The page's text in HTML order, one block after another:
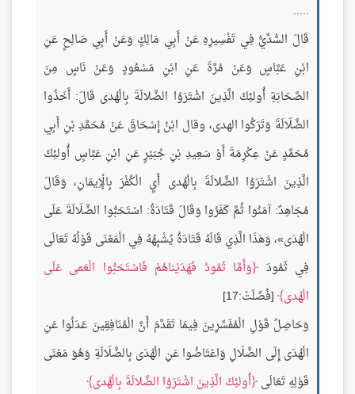
.....
قَالَ السُّدِّيُّ فِي تَفْسِيرِهِ عَنْ أَبِي مَالِكٍ وَعَنْ أَبِي صَالِحٍ عَنِ
ابْنِ عَبَّاسٍ وَعَنْ مُرَّةَ عَنِ ابْنِ مَسْعُودٍ وَعَنْ نَاسٍ مِنَ
الصَّحَابَةِ أُولئِكَ الَّذِينَ اشْتَرَوُا الضَّلالَةَ بِالْهُدى قَالَ: أَخَذُوا
الضَّلَالَةَ وَتَرَكُوا الهدى، وقال ابْنُ إِسْحَاقَ عَنْ مُحَمَّدِ بْنِ أَبِي
مُحَمَّدٍ عَنْ عِكْرِمَةَ أَوْ سَعِيدِ بْنِ جُبَيْرٍ عَنِ ابْنِ عَبَّاسٍ أُولئِكَ
الَّذِينَ اشْتَرَوُا الضَّلالَةَ بِالْهُدى أَيِ الْكُفْرَ بِالْإِيمَانِ، وَقَالَ
مُجَاهِدٌ: آمَنُوا ثُمَّ كَفَرُوا وَقَالَ قَتَادَةُ: اسْتَحَبُّوا الضَّلَالَةَ عَلَى
الْهُدَى»، وَهَذَا الَّذِي قَالَهُ قَتَادَةُ يُشْبِهُهُ فِي الْمَعْنَى قَوْلُهُ تَعَالَى
فِي ثَمُودَ
وَأَمَّا ثَمُودُ فَهَدَيْناهُمْ فَاسْتَحَبُّوا الْعَمى عَلَى
الْهُدى [فُصِّلَتْ:17]
وَحَاصِلُ قَوْلِ الْمُفَسِّرِينَ فِيمَا تَقَدَّمَ أَنَّ الْمُنَافِقِينَ عَدَلُوا عَنِ
الْهُدَى إِلَى الضَّلَالِ وَاعْتَاضُوا عَنِ الْهُدَى بِالضَّلَالَةِ وَهُوَ مَعْنَى
قَوْلِهِ تَعَالَى أُولئِكَ الَّذِينَ اشْتَرَوُا الضَّلالَةَ بِالْهُدى